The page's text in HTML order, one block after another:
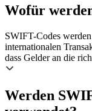
Wofür
SWIFT-Codes
internationalen
dass Gelder an die
Werden